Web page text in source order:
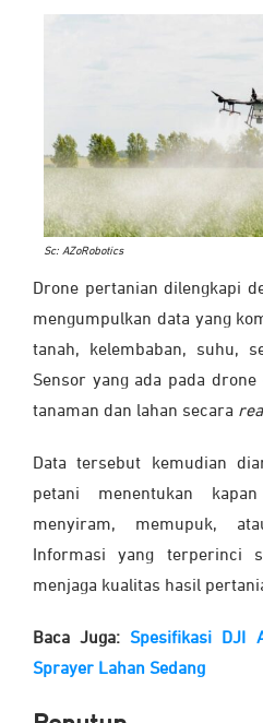
Sc: AZoRobotics
Drone pertanian dilengkapi
mengumpulkan data yang
tanah, kelembaban, suhu,
Sensor yang ada pada
tanaman dan lahan secara
Data tersebut kemudian
petani menentukan
menyiram, memupuk,
Informasi yang terperinci
menjaga kualitas hasil
Baca Juga:Spesifikasi DJI
Sprayer Lahan Sedang